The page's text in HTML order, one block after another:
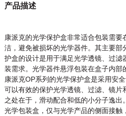
产品描述
康派克的光学保护盒非常适合包装需
洁，避免被损坏的光学器件。其主要部
护盒的设计是用于满足光学透镜、过滤
装需求。光学器件悬浮包装在盒子内部
康派克OP系列的光学保护盒是采用安
可以有效的保护光学透镜、过滤、镜片
之处在于，滑动配合和低的小分子逸
光学包装盒，仅与光学产品的侧面接触